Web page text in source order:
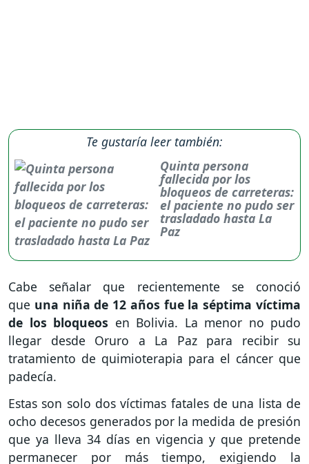
Te gustaría leer también:
Quinta persona
fallecida por los
bloqueos de carreteras:
el paciente no pudo ser
trasladado hasta La
Paz
Cabe señalar que recientemente se conoció
que una niña de 12 años fue la séptima víctima
de los bloqueos en Bolivia. La menor no pudo
llegar desde Oruro a La Paz para recibir su
tratamiento de quimioterapia para el cáncer que
padecía.
Estas son solo dos víctimas fatales de una lista de
ocho decesos generados por la medida de presión
que ya lleva 34 días en vigencia y que pretende
permanecer por más tiempo, exigiendo la